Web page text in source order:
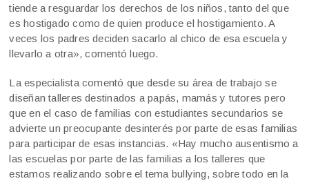
tiende a resguardar los derechos de los niños, tanto del que
es hostigado como de quien produce el hostigamiento. A
veces los padres deciden sacarlo al chico de esa escuela y
llevarlo a otra», comentó luego.
La especialista comentó que desde su área de trabajo se
diseñan talleres destinados a papás, mamás y tutores pero
que en el caso de familias con estudiantes secundarios se
advierte un preocupante desinterés por parte de esas familias
para participar de esas instancias. «Hay mucho ausentismo a
las escuelas por parte de las familias a los talleres que
estamos realizando sobre el tema bullying, sobre todo en la